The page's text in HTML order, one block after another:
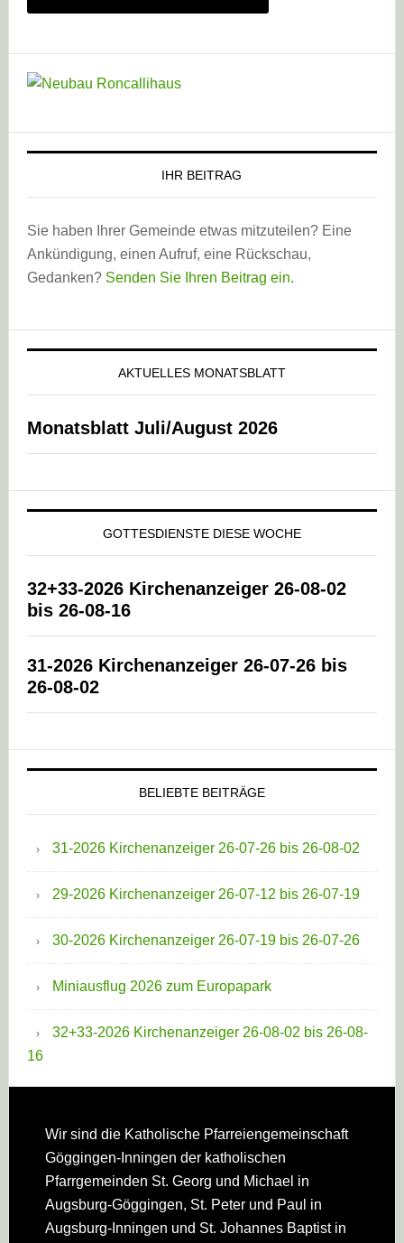
IHR BEITRAG
Sie haben Ihrer Gemeinde etwas mitzuteilen? Eine
Ankündigung, einen Aufruf, eine Rückschau,
Gedanken? Senden Sie Ihren Beitrag ein.
AKTUELLES MONATSBLATT
Monatsblatt Juli/August 2026
GOTTESDIENSTE DIESE WOCHE
32+33-2026 Kirchenanzeiger 26-08-02
bis 26-08-16
31-2026 Kirchenanzeiger 26-07-26 bis
26-08-02
BELIEBTE BEITRÄGE
31-2026 Kirchenanzeiger 26-07-26 bis 26-08-02
29-2026 Kirchenanzeiger 26-07-12 bis 26-07-19
30-2026 Kirchenanzeiger 26-07-19 bis 26-07-26
Miniausflug 2026 zum Europapark
32+33-2026 Kirchenanzeiger 26-08-02 bis 26-08-
16
Footer
Wir sind die Katholische Pfarreien­gemeinschaft
Göggingen-Inningen der katholischen
Pfarrgemeinden St. Georg und Michael in
Augsburg-Göggingen, St. Peter und Paul in
Augsburg-Inningen und St. Johannes Baptist in